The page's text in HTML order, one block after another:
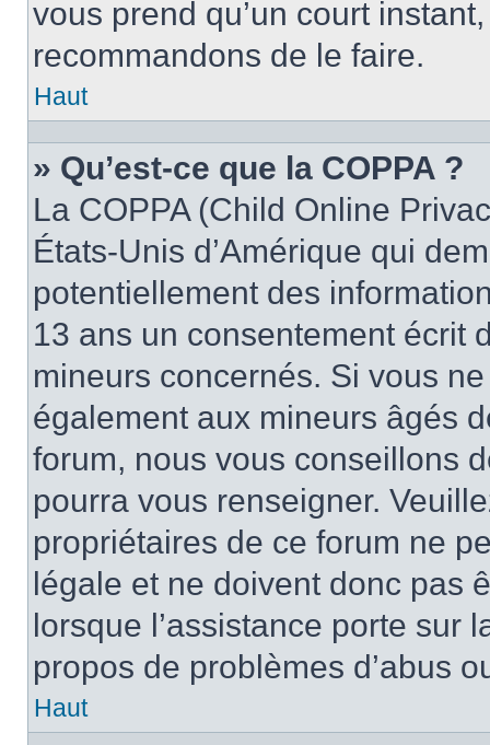
vous prend qu’un court
recommandons de le faire.
Haut
» Qu’est-ce que la COPPA ?
La COPPA (Child Online
États-Unis d’Amérique qui
potentiellement des
13 ans un consentement écrit
mineurs concernés. Si vous
également aux mineurs âgés
forum, nous vous conseillons
pourra vous renseigner.
propriétaires de ce forum ne
légale et ne doivent donc pas
lorsque l’assistance porte sur
propos de problèmes d’abus
Haut